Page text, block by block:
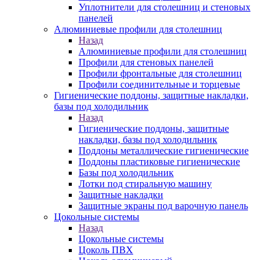
Уплотнители для столешниц и стеновых
панелей
Алюминиевые профили для столешниц
Назад
Алюминиевые профили для столешниц
Профили для стеновых панелей
Профили фронтальные для столешниц
Профили соединительные и торцевые
Гигиенические поддоны, защитные накладки,
базы под холодильник
Назад
Гигиенические поддоны, защитные
накладки, базы под холодильник
Поддоны металлические гигиенические
Поддоны пластиковые гигиенические
Базы под холодильник
Лотки под стиральную машину
Защитные накладки
Защитные экраны под варочную панель
Цокольные системы
Назад
Цокольные системы
Цоколь ПВХ